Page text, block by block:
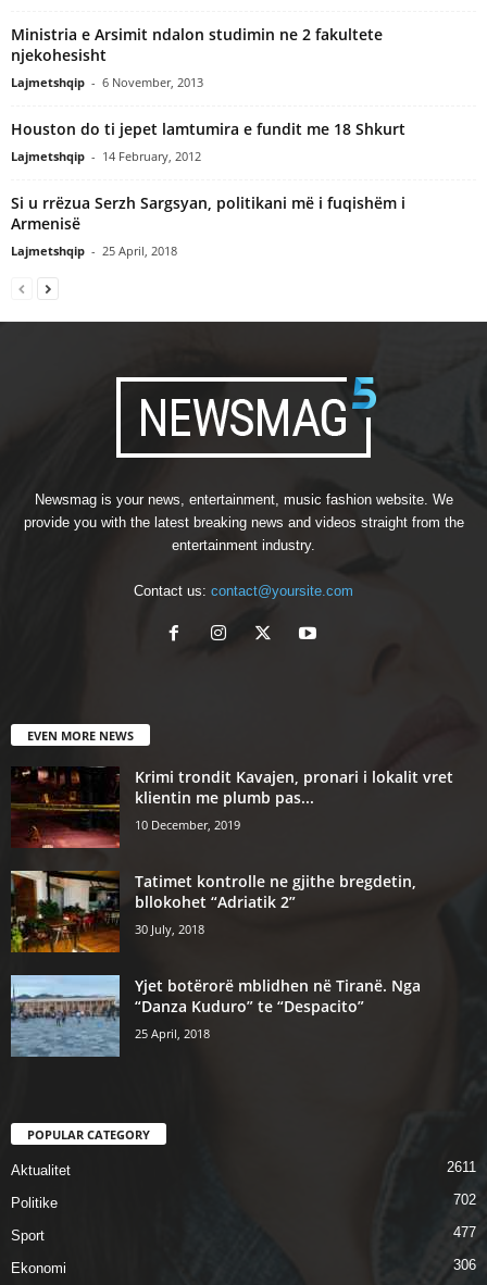
Ministria e Arsimit ndalon studimin ne 2 fakultete
njekohesisht
Lajmetshqip - 6 November, 2013
Houston do ti jepet lamtumira e fundit me 18 Shkurt
Lajmetshqip - 14 February, 2012
Si u rrëzua Serzh Sargsyan, politikani më i fuqishëm i
Armenisë
Lajmetshqip - 25 April, 2018
Newsmag is your news, entertainment, music fashion website. We
provide you with the latest breaking news and videos straight from the
entertainment industry.
Contact us: contact@yoursite.com
EVEN MORE NEWS
Krimi trondit Kavajen, pronari i lokalit vret
klientin me plumb pas...
10 December, 2019
Tatimet kontrolle ne gjithe bregdetin,
bllokohet “Adriatik 2”
30 July, 2018
Yjet botërorë mblidhen në Tiranë. Nga
“Danza Kuduro” te “Despacito”
25 April, 2018
POPULAR CATEGORY
Aktualitet 2611
Politike 702
Sport 477
Ekonomi 306